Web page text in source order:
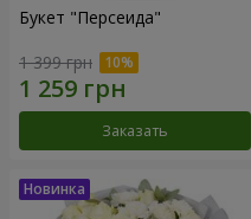
Букет "Персеида"
1 399 грн
Заказать